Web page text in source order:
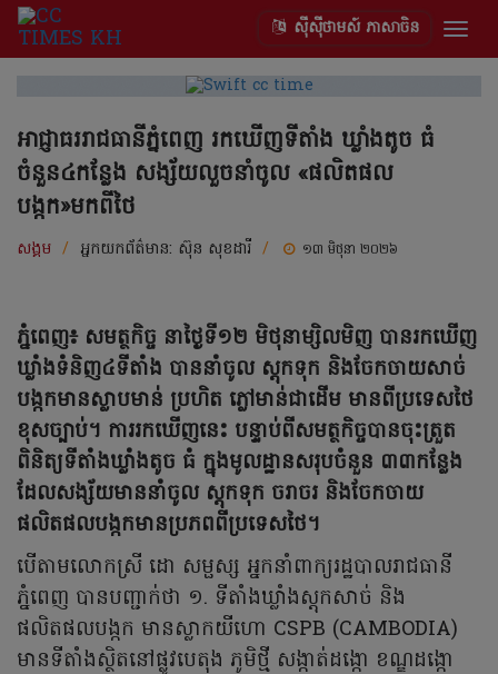
ស៊ីស៊ីថាមស៍ ភាសាចិន
អាជ្ញាធររាជធានីភ្នំពេញ រកឃើញទីតាំង ឃ្លាំងតូច ធំ
ចំនួន៤កន្លែង សង្ស័យលួចនាំចូល «ផលិតផល
បង្កក»មកពីថៃ
សង្គម / អ្នកយកព័ត៌មាន: ស៊ុន សុខដារី / ១៣ មិថុនា ២០២៦
ភ្នំពេញ៖ សមត្ថកិច្ច នាថ្ងៃទី១២ មិថុនាម្សិលមិញ បានរកឃើញ
ឃ្លាំងទំនិញ៤ទីតាំង បាននាំចូល ស្តុកទុក និងចែកចាយសាច់
បង្កកមានស្លាបមាន់ ប្រហិត ភ្លៅមាន់ជាដើម មានពីប្រទេសថៃ
ខុសច្បាប់។ ការរកឃើញនេះ បន្ទាប់ពីសមត្ថកិច្ចបានចុះត្រួត
ពិនិត្យទីតាំងឃ្លាំងតូច ធំ ក្នុងមូលដ្ឋានសរុបចំនួន ៣៣កន្លែង
ដែលសង្ស័យមាននាំចូល ស្តុកទុក ចរាចរ និងចែកចាយ
ផលិតផលបង្កកមានប្រភពពីប្រទេសថៃ។
បើតាមលោកស្រី ដោ សម្ផស្ស អ្នកនាំពាក្យរដ្ឋបាលរាជធានី
ភ្នំពេញ បានបញ្ជាក់ថា ១. ទីតាំងឃ្លាំងស្តុកសាច់ និង
ផលិតផលបង្កក មានស្លាកយីហោ CSPB (CAMBODIA)
មានទីតាំងស្ថិតនៅផ្លូវបេតុង ភូមិថ្មី សង្កាត់ដង្កោ ខណ្ឌដង្កោ